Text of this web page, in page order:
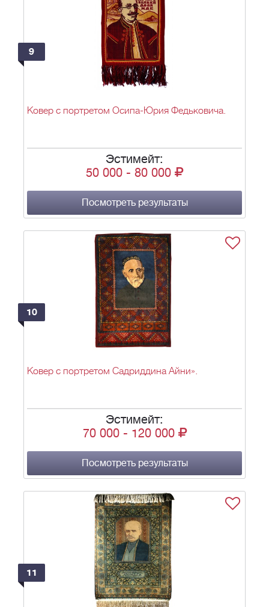
9
Ковер с портретом Осипа-Юрия Федьковича.
Эстимейт:
50 000 - 80 000
Посмотреть результаты
10
Ковер с портретом Садриддина Айни».
Эстимейт:
70 000- 120 000
Посмотреть результаты
11